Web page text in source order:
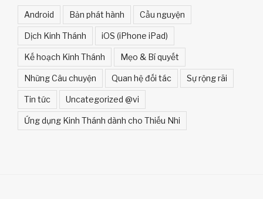
Android Bản phát hành Cầu nguyện
Dịch Kinh Thánh iOS (iPhone iPad)
Kế hoạch Kinh Thánh Mẹo & Bí quyết
Những Câu chuyện Quan hệ đối tác Sự rộng rãi
Tin tức Uncategorized @vi
Ứng dụng Kinh Thánh dành cho Thiếu Nhi